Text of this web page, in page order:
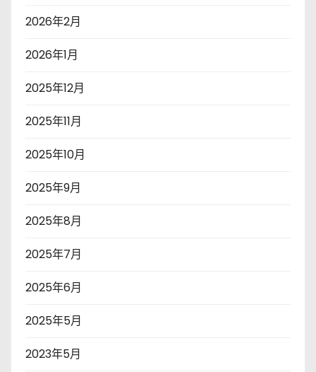
2026年2月
2026年1月
2025年12月
2025年11月
2025年10月
2025年9月
2025年8月
2025年7月
2025年6月
2025年5月
2023年5月